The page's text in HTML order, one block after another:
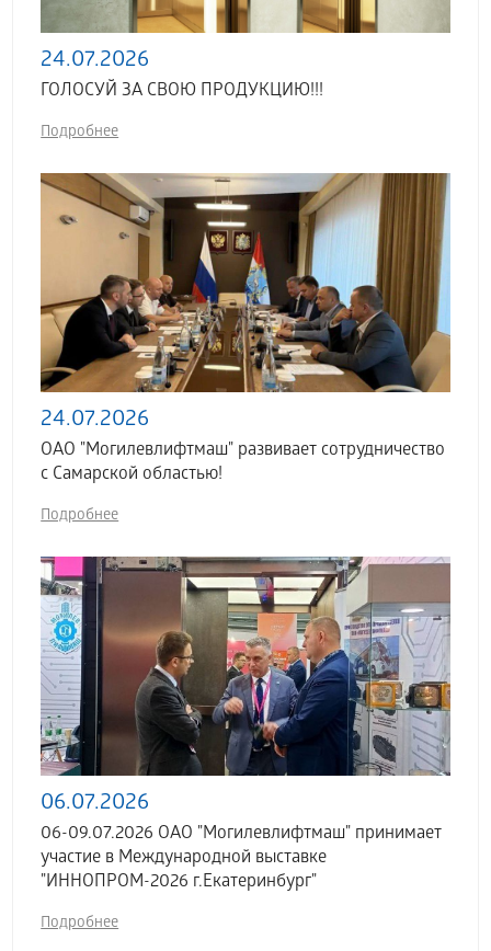
24.07.2026
ГОЛОСУЙ ЗА СВОЮ ПРОДУКЦИЮ!!!
Подробнее
24.07.2026
ОАО "Могилевлифтмаш" развивает сотрудничество
с Самарской областью!
Подробнее
06.07.2026
06-09.07.2026 ОАО "Могилевлифтмаш" принимает
участие в Международной выставке
"ИННОПРОМ-2026 г.Екатеринбург"
Подробнее